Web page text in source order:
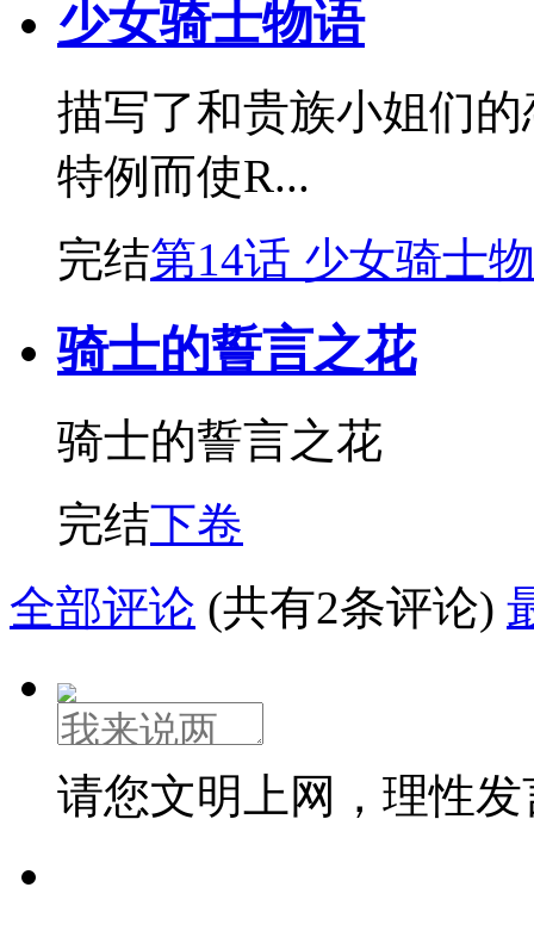
少女骑士物语
描写了和贵族小姐们
特例而使R...
完结第14话 少女骑士
骑士的誓言之花
骑士的誓言之花
完结下卷
全部评论 (共有2条评论)
请您文明上网，理性